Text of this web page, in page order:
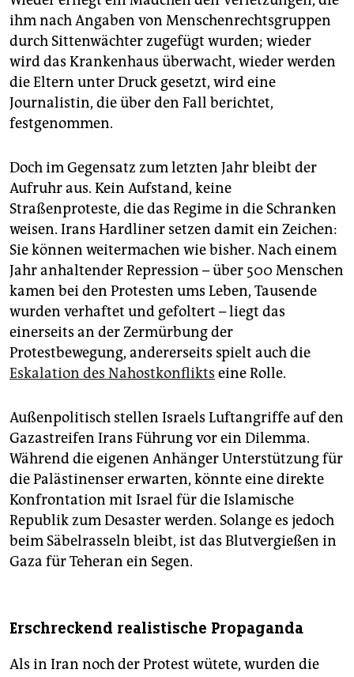
ihm nach Angaben von Menschenrechtsgruppen
durch Sittenwächter zugefügt wurden; wieder
wird das Krankenhaus überwacht, wieder werden
die Eltern unter Druck gesetzt, wird eine
Journalistin, die über den Fall berichtet,
festgenommen.
Doch im Gegensatz zum letzten Jahr bleibt der
Aufruhr aus. Kein Aufstand, keine
Straßenproteste, die das Regime in die Schranken
weisen. Irans Hardliner setzen damit ein Zeichen:
Sie können weitermachen wie bisher. Nach einem
Jahr anhaltender Repression – über 500 Menschen
kamen bei den Protesten ums Leben, Tausende
wurden verhaftet und gefoltert – liegt das
einerseits an der Zermürbung der
Protestbewegung, andererseits spielt auch die
Eskalation des Nahostkonflikts eine Rolle.
Außenpolitisch stellen Israels Luftangriffe auf den
Gazastreifen Irans Führung vor ein Dilemma.
Während die eigenen Anhänger Unterstützung für
die Palästinenser erwarten, könnte eine direkte
Konfrontation mit Israel für die Islamische
Republik zum Desaster werden. Solange es jedoch
beim Säbelrasseln bleibt, ist das Blutvergießen in
Gaza für Teheran ein Segen.
Erschreckend realistische Propaganda
Als in Iran noch der Protest wütete, wurden die